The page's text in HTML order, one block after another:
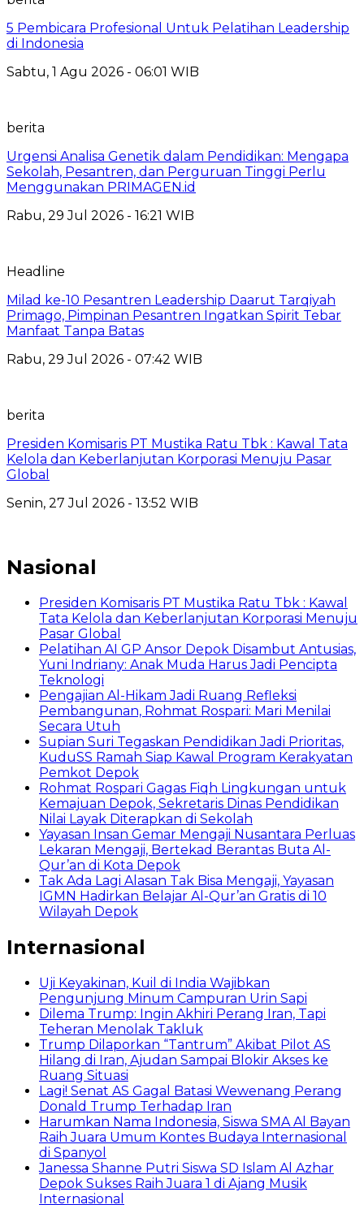
5 Pembicara Profesional Untuk Pelatihan Leadership
di Indonesia
Sabtu, 1 Agu 2026 - 06:01 WIB
berita
Urgensi Analisa Genetik dalam Pendidikan: Mengapa
Sekolah, Pesantren, dan Perguruan Tinggi Perlu
Menggunakan PRIMAGEN.id
Rabu, 29 Jul 2026 - 16:21 WIB
Headline
Milad ke-10 Pesantren Leadership Daarut Tarqiyah
Primago, Pimpinan Pesantren Ingatkan Spirit Tebar
Manfaat Tanpa Batas
Rabu, 29 Jul 2026 - 07:42 WIB
berita
Presiden Komisaris PT Mustika Ratu Tbk : Kawal Tata
Kelola dan Keberlanjutan Korporasi Menuju Pasar
Global
Senin, 27 Jul 2026 - 13:52 WIB
Nasional
Presiden Komisaris PT Mustika Ratu Tbk : Kawal
Tata Kelola dan Keberlanjutan Korporasi Menuju
Pasar Global
Pelatihan AI GP Ansor Depok Disambut Antusias,
Yuni Indriany: Anak Muda Harus Jadi Pencipta
Teknologi
Pengajian Al-Hikam Jadi Ruang Refleksi
Pembangunan, Rohmat Rospari: Mari Menilai
Secara Utuh
Supian Suri Tegaskan Pendidikan Jadi Prioritas,
KuduSS Ramah Siap Kawal Program Kerakyatan
Pemkot Depok
Rohmat Rospari Gagas Fiqh Lingkungan untuk
Kemajuan Depok, Sekretaris Dinas Pendidikan
Nilai Layak Diterapkan di Sekolah
Yayasan Insan Gemar Mengaji Nusantara Perluas
Lekaran Mengaji, Bertekad Berantas Buta Al-
Qur’an di Kota Depok
Tak Ada Lagi Alasan Tak Bisa Mengaji, Yayasan
IGMN Hadirkan Belajar Al-Qur’an Gratis di 10
Wilayah Depok
Internasional
Uji Keyakinan, Kuil di India Wajibkan
Pengunjung Minum Campuran Urin Sapi
Dilema Trump: Ingin Akhiri Perang Iran, Tapi
Teheran Menolak Takluk
Trump Dilaporkan “Tantrum” Akibat Pilot AS
Hilang di Iran, Ajudan Sampai Blokir Akses ke
Ruang Situasi
Lagi! Senat AS Gagal Batasi Wewenang Perang
Donald Trump Terhadap Iran
Harumkan Nama Indonesia, Siswa SMA Al Bayan
Raih Juara Umum Kontes Budaya Internasional
di Spanyol
Janessa Shanne Putri Siswa SD Islam Al Azhar
Depok Sukses Raih Juara 1 di Ajang Musik
Internasional